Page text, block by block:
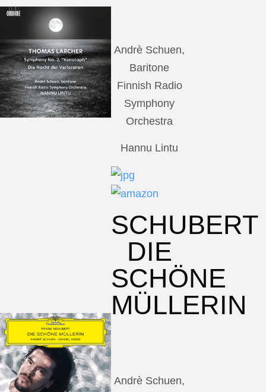
Andrè Schuen,
Baritone
Finnish Radio
Symphony
Orchestra
Hannu Lintu
SCHUBERT
DIE
SCHÖNE
MÜLLERIN
Andrè Schuen,